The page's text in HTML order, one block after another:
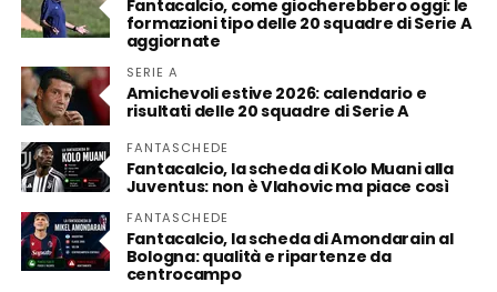
Fantacalcio, come giocherebbero oggi: le
formazioni tipo delle 20 squadre di Serie A
aggiornate
SERIE A
Amichevoli estive 2026: calendario e
risultati delle 20 squadre di Serie A
FANTASCHEDE
Fantacalcio, la scheda di Kolo Muani alla
Juventus: non è Vlahovic ma piace così
FANTASCHEDE
Fantacalcio, la scheda di Amondarain al
Bologna: qualità e ripartenze da
centrocampo